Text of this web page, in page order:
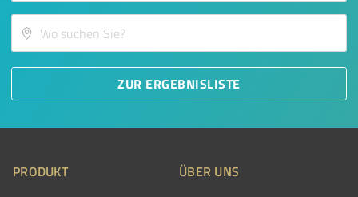
ZUR ERGEBNISLISTE
PRODUKT ÜBER UNS